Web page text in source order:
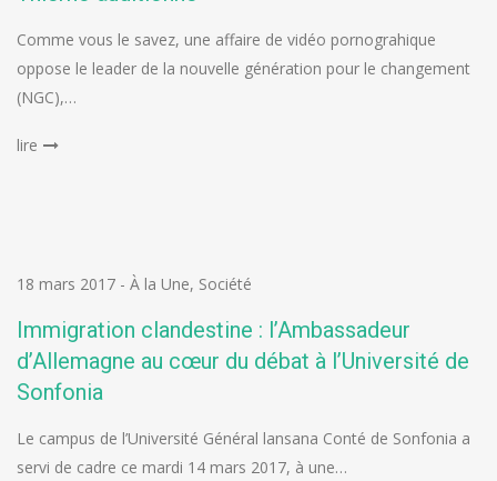
Comme vous le savez, une affaire de vidéo pornograhique
oppose le leader de la nouvelle génération pour le changement
(NGC),…
lire
18 mars 2017 - À la Une, Société
Immigration clandestine : l’Ambassadeur
d’Allemagne au cœur du débat à l’Université de
Sonfonia
Le campus de l’Université Général lansana Conté de Sonfonia a
servi de cadre ce mardi 14 mars 2017, à une…